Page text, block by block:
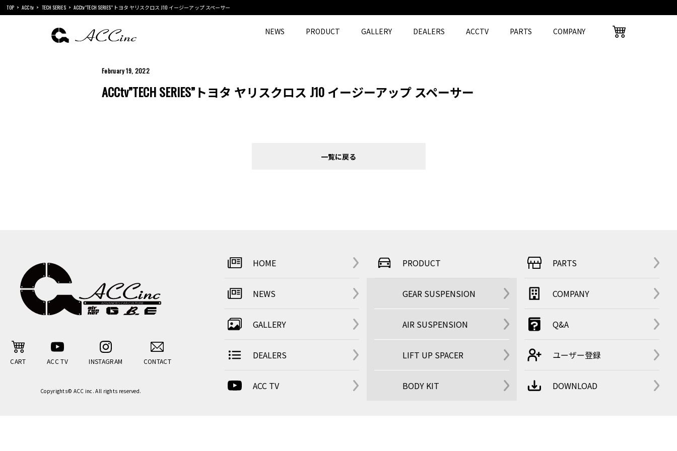
TOP ACC tv TECH SERIES ACCtv”TECH SERIES”トヨタ ヤリスクロス J10 イージーアップ スペーサー
NEWS PRODUCT GALLERY DEALERS ACCTV PARTS COMPANY
February 19, 2022
ACCtv”TECH SERIES”トヨタ ヤリスクロス J10 イージーアップ スペーサー
一覧に戻る
HOME
NEWS
GALLERY
DEALERS
ACC TV
PRODUCT
GEAR SUSPENSION
AIR SUSPENSION
LIFT UP SPACER
BODY KIT
PARTS
COMPANY
Q&A
ユーザー登録
DOWNLOAD
CART ACC TV INSTAGRAM CONTACT
Copyrights© ACC inc. All rights reserved.